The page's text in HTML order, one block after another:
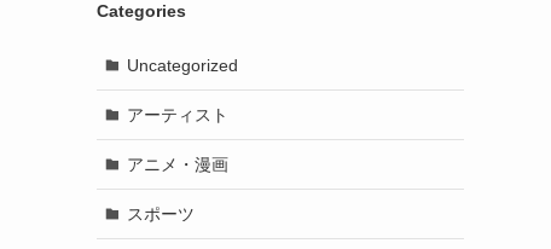
Categories
Uncategorized
アーティスト
アニメ・漫画
スポーツ